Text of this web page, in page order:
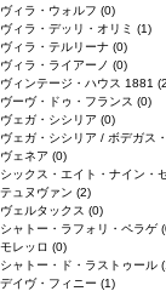
ヴィラ・ウォルフ (0)
ヴィラ・デッリ・オリミ (1)
ヴィラ・テルリーナ (0)
ヴィラ・ライアーノ (0)
ヴィンテージ・ハウス 1881
ヴーヴ・ドゥ・フランス (0)
ヴェガ・シシリア (0)
ヴェガ・シシリア / ボデガス
ヴェネア (0)
シックス・エイト・ナイン・
テュヌヴァン (2)
ヴェルタックス (0)
シャトー・ラフォリ・ペラゲ
モレッロ (0)
シャトー・ド・ラストゥール
デイヴ・フィニー (1)